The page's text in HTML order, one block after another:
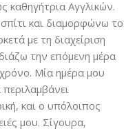
καθηγήτρια Αγγλικών.
και διαμορφώνω το
με τη διαχείριση
την επόμενη μέρα
Μία ημέρα μου
και ο υπόλοιπος
μου. Σίγουρα,